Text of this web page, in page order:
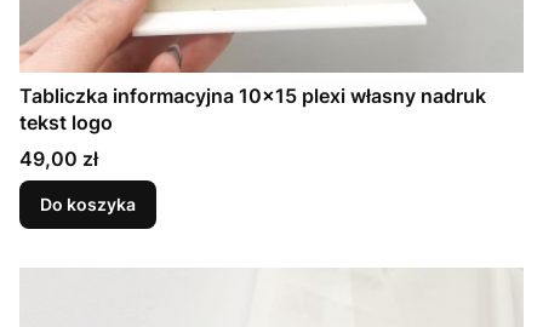
Tabliczka informacyjna 10x15 plexi własny nadruk
tekst logo
Cena
49,00 zł
Do koszyka